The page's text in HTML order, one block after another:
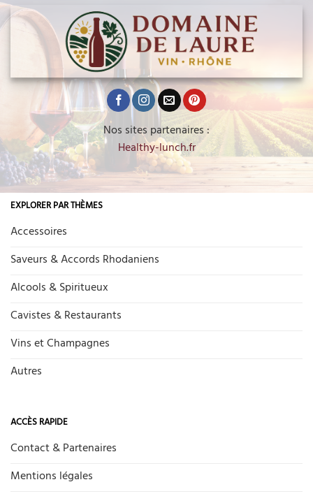
Nos sites partenaires :
Healthy-lunch.fr
EXPLORER PAR THÈMES
Accessoires
Saveurs & Accords Rhodaniens
Alcools & Spiritueux
Cavistes & Restaurants
Vins et Champagnes
Autres
ACCÈS RAPIDE
Contact & Partenaires
Mentions légales